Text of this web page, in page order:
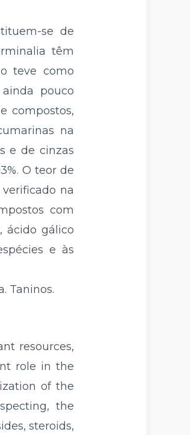
se de
têm
teve como
ainda pouco
compostos,
na
e de cinzas
O teor de
na
com
ácido gálico
e às
Taninos.
resources,
role in the
of the
the
steroids,